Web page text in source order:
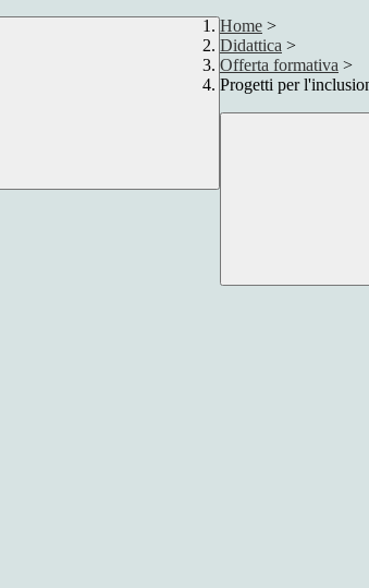
Home >
Didattica >
Offerta formativa >
Progetti per